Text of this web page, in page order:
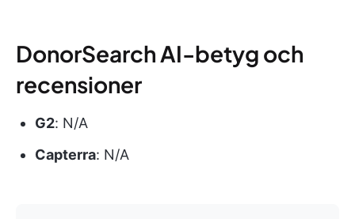
DonorSearch AI-betyg och
recensioner
G2: N/A
Capterra: N/A